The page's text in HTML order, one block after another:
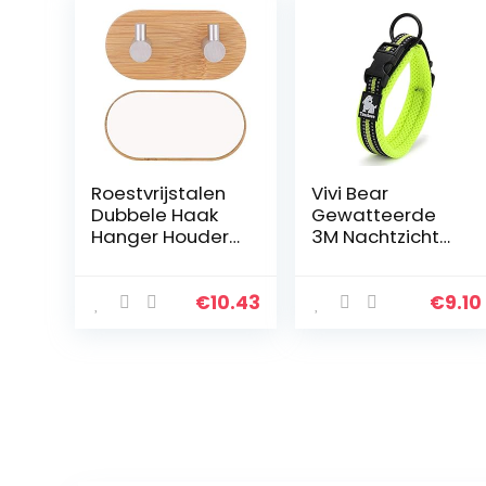
Roestvrijstalen
Dubbele Haak
Hanger Houder
Deur Handdoek
€10.43
Vivi Bear
Gewatteerde
3M Nachtzicht
Ademend Mesh
€9.10